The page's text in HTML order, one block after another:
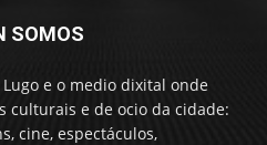
SOMOS
e o medio dixital onde
culturais e de ocio da cidade:
cine, espectáculos,